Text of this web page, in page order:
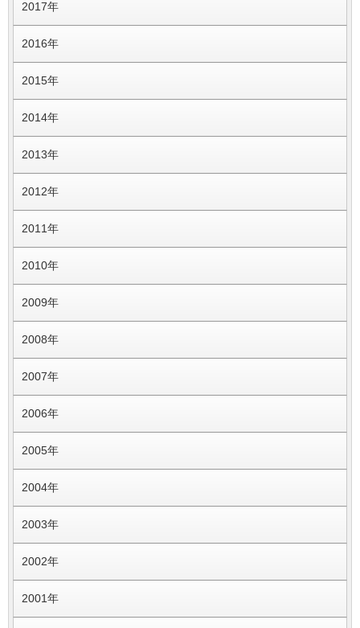
2017年
2016年
2015年
2014年
2013年
2012年
2011年
2010年
2009年
2008年
2007年
2006年
2005年
2004年
2003年
2002年
2001年